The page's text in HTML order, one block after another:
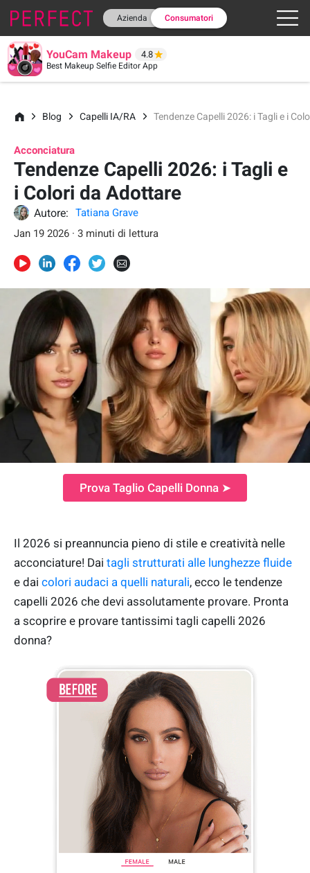
Azienda Consumatori
YouCam Makeup 4.8
Best Makeup Selfie Editor App
Blog Capelli IA/RA Tendenze Capelli 2026: i Tagli e i
Acconciatura
Tendenze Capelli 2026: i Tagli e
i Colori da Adottare
Autore:
Tatiana Grave
Jan 19 2026 · 3 minuti di lettura
Prova Taglio Capelli Donna ➤
Il 2026 si preannuncia pieno di stile e creatività nelle
acconciature! Dai tagli strutturati alle lunghezze fluide
e dai colori audaci a quelli naturali, ecco le tendenze
capelli 2026 che devi assolutamente provare. Pronta
a scoprire e provare tantissimi tagli capelli 2026
donna?